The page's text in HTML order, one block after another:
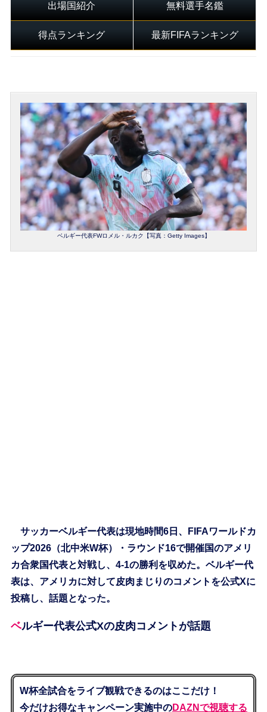
出場国紹介 無料選手名鑑
得点ランキング 最新FIFAランキング
ベルギー代表FWロメル・ルカク【写真：Getty Images】
サッカーベルギー代表は現地時間6日、FIFAワールドカ
ップ2026（北中米W杯）・ラウンド16で開催国のアメリ
カ合衆国代表と対戦し、4-1の勝利を収めた。ベルギー代
表は、アメリカに対して皮肉まじりのコメントを公式Xに
投稿し、話題となった。
ベルギー代表公式Xの皮肉コメントが話題
W杯全試合をライブ観戦できるのはここだけ！
今だけお得なキャンペーン実施中のDAZNで視聴する